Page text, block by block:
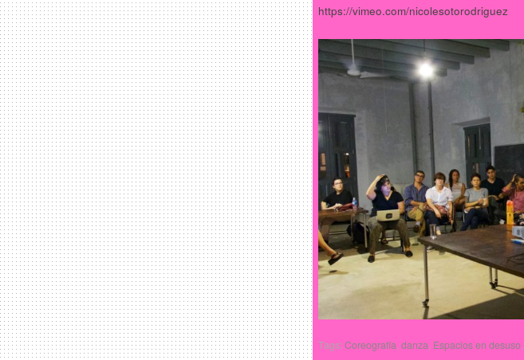
https://vimeo.com/nicolesotorodriguez
Tags:Coreografía,danza, Espacios en desuso,